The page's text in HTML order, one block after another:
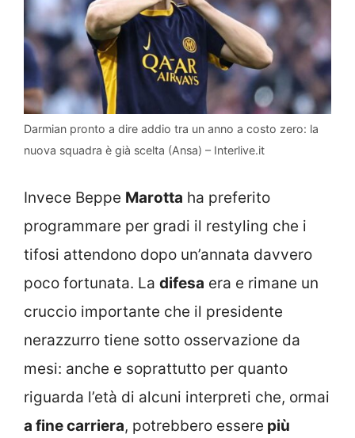
Darmian pronto a dire addio tra un anno a costo zero: la
nuova squadra è già scelta (Ansa) – Interlive.it
Invece Beppe Marotta ha preferito
programmare per gradi il restyling che i
tifosi attendono dopo un’annata davvero
poco fortunata. La difesa era e rimane un
cruccio importante che il presidente
nerazzurro tiene sotto osservazione da
mesi: anche e soprattutto per quanto
riguarda l’età di alcuni interpreti che, ormai
a fine carriera, potrebbero essere più